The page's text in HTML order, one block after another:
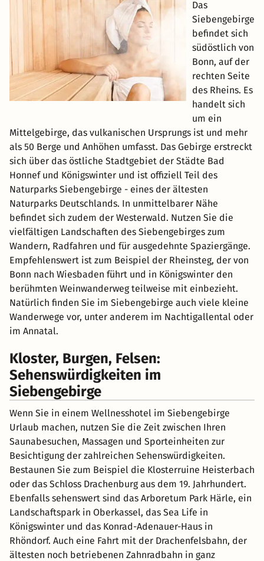
Das
Siebengebirge
befindet sich
südöstlich von
Bonn, auf der
rechten Seite
des Rheins. Es
handelt sich
um ein
Mittelgebirge, das vulkanischen Ursprungs ist und mehr
als 50 Berge und Anhöhen umfasst. Das Gebirge erstreckt
sich über das östliche Stadtgebiet der Städte Bad
Honnef und Königswinter und ist offiziell Teil des
Naturparks Siebengebirge - eines der ältesten
Naturparks Deutschlands. In unmittelbarer Nähe
befindet sich zudem der Westerwald. Nutzen Sie die
vielfältigen Landschaften des Siebengebirges zum
Wandern, Radfahren und für ausgedehnte Spaziergänge.
Empfehlenswert ist zum Beispiel der Rheinsteg, der von
Bonn nach Wiesbaden führt und in Königswinter den
berühmten Weinwanderweg teilweise mit einbezieht.
Natürlich finden Sie im Siebengebirge auch viele kleine
Wanderwege vor, unter anderem im Nachtigallental oder
im Annatal.
Kloster, Burgen, Felsen:
Sehenswürdigkeiten im
Siebengebirge
Wenn Sie in einem Wellnesshotel im Siebengebirge
Urlaub machen, nutzen Sie die Zeit zwischen Ihren
Saunabesuchen, Massagen und Sporteinheiten zur
Besichtigung der zahlreichen Sehenswürdigkeiten.
Bestaunen Sie zum Beispiel die Klosterruine Heisterbach
oder das Schloss Drachenburg aus dem 19. Jahrhundert.
Ebenfalls sehenswert sind das Arboretum Park Härle, ein
Landschaftspark in Oberkassel, das Sea Life in
Königswinter und das Konrad-Adenauer-Haus in
Rhöndorf. Auch eine Fahrt mit der Drachenfelsbahn, der
ältesten noch betriebenen Zahnradbahn in ganz